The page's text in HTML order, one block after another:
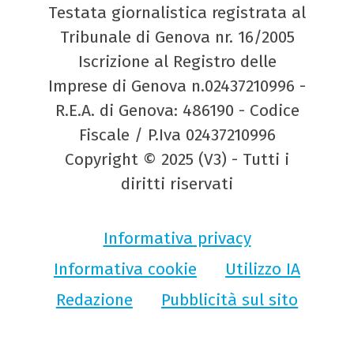
Testata giornalistica registrata al
Tribunale di Genova nr. 16/2005
Iscrizione al Registro delle
Imprese di Genova n.02437210996 -
R.E.A. di Genova: 486190 - Codice
Fiscale / P.Iva 02437210996
Copyright © 2025 (V3) - Tutti i
diritti riservati
Informativa privacy
Informativa cookie
Utilizzo IA
Redazione
Pubblicità sul sito